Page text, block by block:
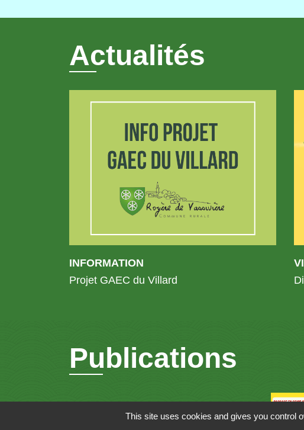
Actualités
INFORMATION
Projet GAEC du Villard
Publications
This site uses cookies and gives you control